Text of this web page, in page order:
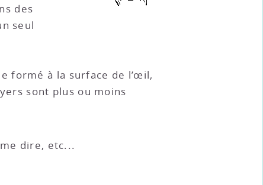
des
seul
formé à la surface de l’œil,
sont plus ou moins
dire, etc...